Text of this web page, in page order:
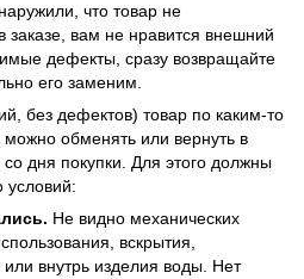
что товар не
заказе, вам не нравится внешний
дефекты, сразу возвращайте
его заменим.
без дефектов) товар по каким-то
обменять или вернуть в
дня покупки. Для этого должны
условий:
Не видно механических
вскрытия,
внутрь изделия воды. Нет